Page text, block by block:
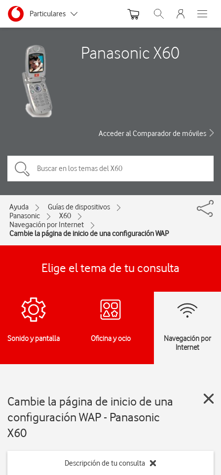
Ir a la pagina principal de vodafone.es
Menu navegación Segmento
Particulares
Pymes
Grandes empresas
y AA.PP.
Abrir buscador. Abre
Abre
Panasonic X60
Acceder al Comparador de móviles
Ayuda
Guías de dispositivos
Panasonic
X60
Navegación por Internet
Cambie la página de inicio de una configuración WAP
Elige el tema de tu consulta
Sonido y pantalla Oficina y ocio
Navegación por
Internet
Cambie la página de inicio de una
configuración WAP - Panasonic
X60
Descripción de tu consulta